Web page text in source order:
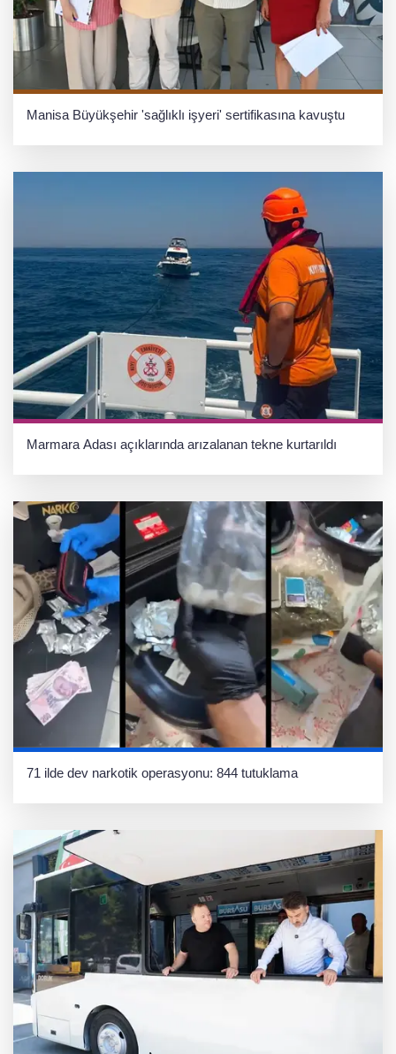
Manisa Büyükşehir 'sağlıklı işyeri' sertifikasına kavuştu
Marmara Adası açıklarında arızalanan tekne kurtarıldı
71 ilde dev narkotik operasyonu: 844 tutuklama